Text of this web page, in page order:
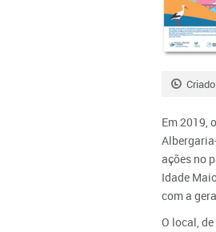
Em 2019,
ações no
Idade
com a
O local,